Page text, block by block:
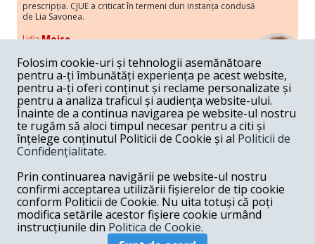
prescripția. CJUE a criticat în termeni duri instanța condusă
de Lia Savonea.
LidiaMoise
Costurile economice ale haosului politic
Opinii / Economia nu poate rezista cu retorica falsă a
susținerii intereselor poporului, care, de fapt, ascunde
obsesia menținerii privilegiilor și a averilor unor caste.
Melania Cincea
Noi puseuri de xenofobie din partea românilor
„neaoși”
Periodic, în spațiul public sunt voci care lansează
mesaje xenofobe la adresa câte unui politician care deranjează un
anumit grup politico-mediatic, într-un anumit moment.
ArmandGosu
Unirea cu Moldova: modele istorice
Unirea cu Moldova depinde de intensitatea
Folosim cookie-uri și tehnologii asemănătoare
pentru a-ți îmbunătăți experiența pe acest website,
pentru a-ți oferi conținut și reclame personalizate și
pentru a analiza traficul și audiența website-ului.
Înainte de a continua navigarea pe website-ul nostru
te rugăm să aloci timpul necesar pentru a citi și
înțelege conținutul Politicii de Cookie și al Politicii de
Confidențialitate.
Prin continuarea navigării pe website-ul nostru
confirmi acceptarea utilizării fișierelor de tip cookie
conform Politicii de Cookie. Nu uita totuși că poți
modifica setările acestor fișiere cookie urmând
instrucțiunile din Politica de Cookie.